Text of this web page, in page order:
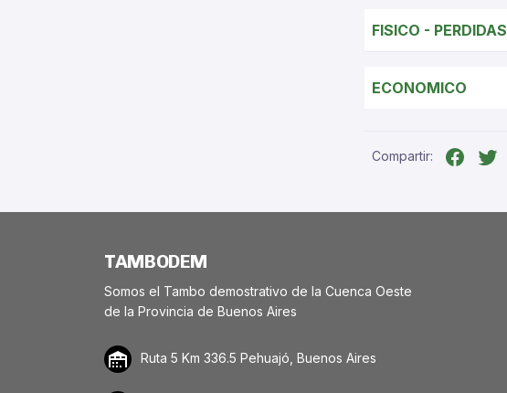
FISICO - PERDIDAS
ECONOMICO
Compartir:
TAMBODEM
Somos el Tambo demostrativo de la Cuenca Oeste
de la Provincia de Buenos Aires
Ruta 5 Km 336.5 Pehuajó, Buenos Aires